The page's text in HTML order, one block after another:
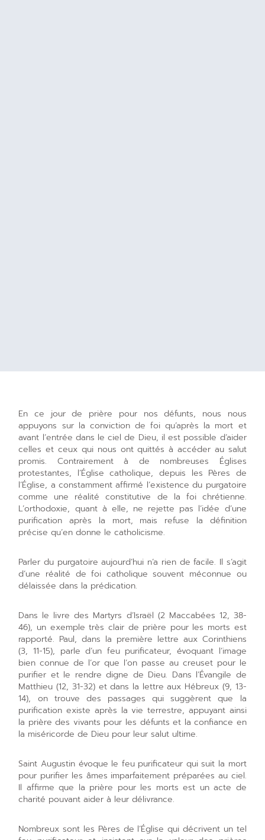
En ce jour de prière pour nos défunts, nous nous
appuyons sur la conviction de foi qu’après la mort et
avant l’entrée dans le ciel de Dieu, il est possible d’aider
celles et ceux qui nous ont quittés à accéder au salut
promis. Contrairement à de nombreuses Églises
protestantes, l’Église catholique, depuis les Pères de
l’Église, a constamment affirmé l’existence du purgatoire
comme une réalité constitutive de la foi chrétienne.
L’orthodoxie, quant à elle, ne rejette pas l’idée d’une
purification après la mort, mais refuse la définition
précise qu’en donne le catholicisme.
Parler du purgatoire aujourd’hui n’a rien de facile. Il s’agit
d’une réalité de foi catholique souvent méconnue ou
délaissée dans la prédication.
Dans le livre des Martyrs d’Israël (2 Maccabées 12, 38-
46), un exemple très clair de prière pour les morts est
rapporté. Paul, dans la première lettre aux Corinthiens
(3, 11-15), parle d’un feu purificateur, évoquant l’image
bien connue de l’or que l’on passe au creuset pour le
purifier et le rendre digne de Dieu. Dans l’Évangile de
Matthieu (12, 31-32) et dans la lettre aux Hébreux (9, 13-
14), on trouve des passages qui suggèrent que la
purification existe après la vie terrestre, appuyant ainsi
la prière des vivants pour les défunts et la confiance en
la miséricorde de Dieu pour leur salut ultime.
Saint Augustin évoque le feu purificateur qui suit la mort
pour purifier les âmes imparfaitement préparées au ciel.
Il affirme que la prière pour les morts est un acte de
charité pouvant aider à leur délivrance.
Nombreux sont les Pères de l’Église qui décrivent un tel